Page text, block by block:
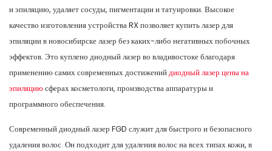
и эпиляцию, удаляет сосуды, пигментации и татуировки. Высокое
качество изготовления устройства RX позволяет купить лазер для
эпиляции в новосибирске лазер без каких-либо негативных побочных
эффектов. Это куплено диодный лазер во владивостоке благодаря
применению самих современных достиженийдиодный лазер цены на
эпиляциюсферах косметологи, производства аппаратуры и
программного обеспечения.
Современный диодный лазер FGD служит для быстрого и безопасного
удаления волос. Он подходит для удаления волос на всех типах кожи, в